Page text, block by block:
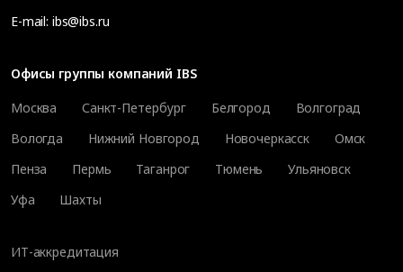
E-mail: ibs@ibs.ru
Офисы группы компаний IBS
Москва
Санкт-Петербург Белгород
Волгоград
Вологда
Нижний Новгород Новочеркасск
Омск
Пенза
Пермь Таганрог Тюмень
Ульяновск
Уфа
Шахты
ИТ-аккредитация